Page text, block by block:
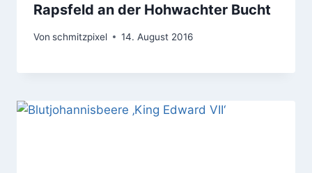
Rapsfeld an der Hohwachter Bucht
Von schmitzpixel 14. August 2016